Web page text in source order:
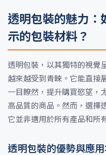
透明包裝的魅力：
示的包裝材料？
透明包裝，以其獨特的視覺
越來越受到青睞。它能直接
一目瞭然，提升購買慾望，
高品質的商品。然而，選擇
它並非適用於所有產品和所
透明包裝的優勢與應用